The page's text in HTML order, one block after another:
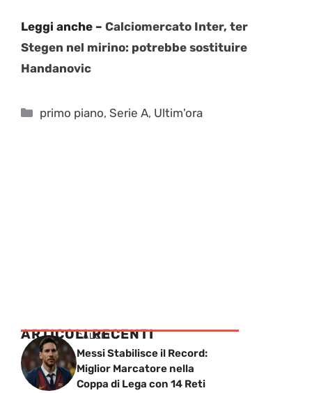
Leggi anche – Calciomercato Inter, ter
Stegen nel mirino: potrebbe sostituire
Handanovic
Categorie
primo piano,Serie A, Ultim'ora
ARTICOLI RECENTI
CALCIO
Messi Stabilisce il Record:
Miglior Marcatore nella
Coppa di Lega con 14 Reti